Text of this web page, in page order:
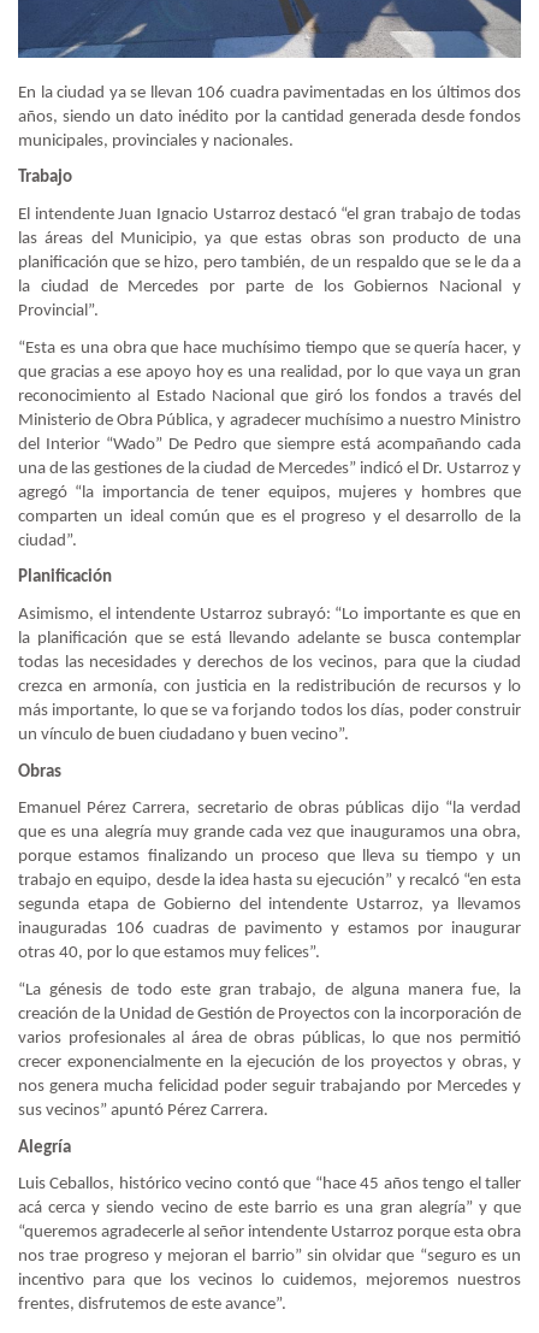
En la ciudad ya se llevan 106 cuadra pavimentadas en los últimos dos
años, siendo un dato inédito por la cantidad generada desde fondos
municipales, provinciales y nacionales.
Trabajo
El intendente Juan Ignacio Ustarroz destacó “el gran trabajo de todas
las áreas del Municipio, ya que estas obras son producto de una
planificación que se hizo, pero también, de un respaldo que se le da a
la ciudad de Mercedes por parte de los Gobiernos Nacional y
Provincial”.
“Esta es una obra que hace muchísimo tiempo que se quería hacer, y
que gracias a ese apoyo hoy es una realidad, por lo que vaya un gran
reconocimiento al Estado Nacional que giró los fondos a través del
Ministerio de Obra Pública, y agradecer muchísimo a nuestro Ministro
del Interior “Wado” De Pedro que siempre está acompañando cada
una de las gestiones de la ciudad de Mercedes” indicó el Dr. Ustarroz y
agregó “la importancia de tener equipos, mujeres y hombres que
comparten un ideal común que es el progreso y el desarrollo de la
ciudad”.
Planificación
Asimismo, el intendente Ustarroz subrayó: “Lo importante es que en
la planificación que se está llevando adelante se busca contemplar
todas las necesidades y derechos de los vecinos, para que la ciudad
crezca en armonía, con justicia en la redistribución de recursos y lo
más importante, lo que se va forjando todos los días, poder construir
un vínculo de buen ciudadano y buen vecino”.
Obras
Emanuel Pérez Carrera, secretario de obras públicas dijo “la verdad
que es una alegría muy grande cada vez que inauguramos una obra,
porque estamos finalizando un proceso que lleva su tiempo y un
trabajo en equipo, desde la idea hasta su ejecución” y recalcó “en esta
segunda etapa de Gobierno del intendente Ustarroz, ya llevamos
inauguradas 106 cuadras de pavimento y estamos por inaugurar
otras 40, por lo que estamos muy felices”.
“La génesis de todo este gran trabajo, de alguna manera fue, la
creación de la Unidad de Gestión de Proyectos con la incorporación de
varios profesionales al área de obras públicas, lo que nos permitió
crecer exponencialmente en la ejecución de los proyectos y obras, y
nos genera mucha felicidad poder seguir trabajando por Mercedes y
sus vecinos” apuntó Pérez Carrera.
Alegría
Luis Ceballos, histórico vecino contó que “hace 45 años tengo el taller
acá cerca y siendo vecino de este barrio es una gran alegría” y que
“queremos agradecerle al señor intendente Ustarroz porque esta obra
nos trae progreso y mejoran el barrio” sin olvidar que “seguro es un
incentivo para que los vecinos lo cuidemos, mejoremos nuestros
frentes, disfrutemos de este avance”.